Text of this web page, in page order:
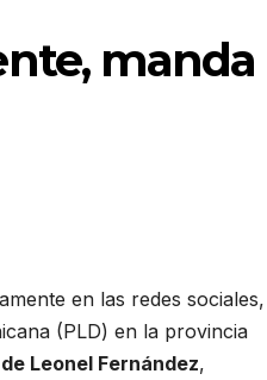
manda
en las redes sociales,
(PLD) en la provincia
Leonel Fernández,